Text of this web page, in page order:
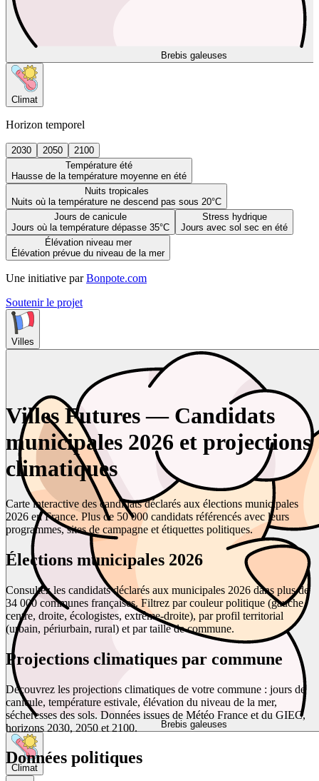
Brebis galeuses
Climat
Horizon temporel
2030 2050
2100
Température été
Hausse de la température moyenne en été
Nuits tropicales
Nuits où la température ne descend pas sous 20°C
Jours de canicule
Jours où la température dépasse 35°C
Stress hydrique
Jours avec sol sec en été
Élévation niveau mer
Élévation prévue du niveau de la mer
Une initiative par Bonpote.com
Soutenir le projet
Villes
Brebis galeuses
Climat
Villes Futures — Candidats
municipales 2026 et projections
climatiques
Carte interactive des candidats déclarés aux élections municipales
2026 en France. Plus de 50 000 candidats référencés avec leurs
programmes, sites de campagne et étiquettes politiques.
Élections municipales 2026
Consultez les candidats déclarés aux municipales 2026 dans plus de
34 000 communes françaises. Filtrez par couleur politique (gauche,
centre, droite, écologistes, extrême-droite), par profil territorial
(urbain, périurbain, rural) et par taille de commune.
Projections climatiques par commune
Découvrez les projections climatiques de votre commune : jours de
canicule, température estivale, élévation du niveau de la mer,
sécheresses des sols. Données issues de Météo France et du GIEC,
horizons 2030, 2050 et 2100.
Données politiques